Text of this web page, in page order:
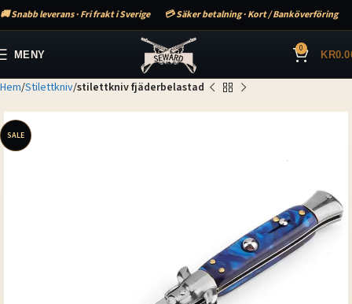
🚚 Snabb leverans · Fri frakt i Sverige 💳 Säker betalning · Kort / Banköverföring
MENY 0 KR
Hem Stilettkniv stilettkniv fjäderbelastad
SALE